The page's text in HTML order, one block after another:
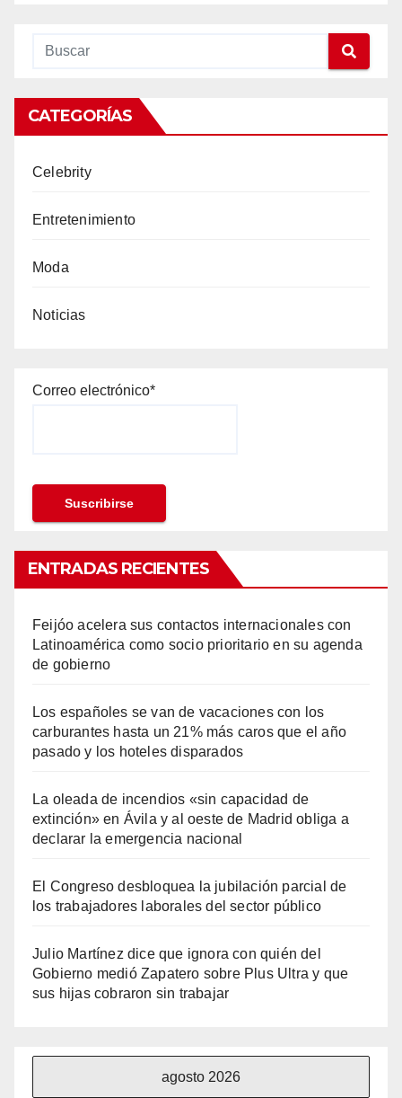
CATEGORÍAS
Celebrity
Entretenimiento
Moda
Noticias
Correo electrónico*
ENTRADAS RECIENTES
Feijóo acelera sus contactos internacionales con
Latinoamérica como socio prioritario en su agenda
de gobierno
Los españoles se van de vacaciones con los
carburantes hasta un 21% más caros que el año
pasado y los hoteles disparados
La oleada de incendios «sin capacidad de
extinción» en Ávila y al oeste de Madrid obliga a
declarar la emergencia nacional
El Congreso desbloquea la jubilación parcial de
los trabajadores laborales del sector público
Julio Martínez dice que ignora con quién del
Gobierno medió Zapatero sobre Plus Ultra y que
sus hijas cobraron sin trabajar
agosto 2026